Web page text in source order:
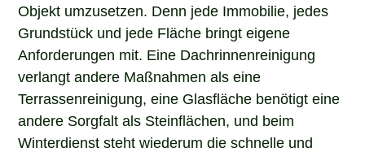
Objekt umzusetzen. Denn jede Immobilie, jedes
Grundstück und jede Fläche bringt eigene
Anforderungen mit. Eine Dachrinnenreinigung
verlangt andere Maßnahmen als eine
Terrassenreinigung, eine Glasfläche benötigt eine
andere Sorgfalt als Steinflächen, und beim
Winterdienst steht wiederum die schnelle und